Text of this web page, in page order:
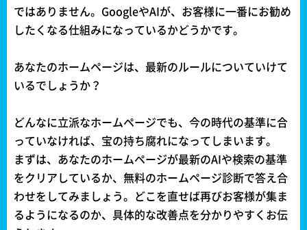
ではありません。GoogleやAIが、お客様に一番にお勧め
したくなる仕組みになっているかどうかです。
あなたのホームページは、最新のルールについていけて
いるでしょうか？
どんなに立派なホームページでも、今の時代の基準に合
っていなければ、宝の持ち腐れになってしまいます。
まずは、あなたのホームページが最新のAIや検索の基準
をクリアしているか、無料のホームページ診断で答え合
わせをしてみましょう。どこを直せば再びお客様が集ま
るようになるのか、具体的な改善点を分かりやすくお伝